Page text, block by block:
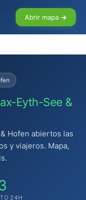
Abrir mapa →
Eyth-See &
Hofen abiertos las
y viajeros. Mapa,
24H